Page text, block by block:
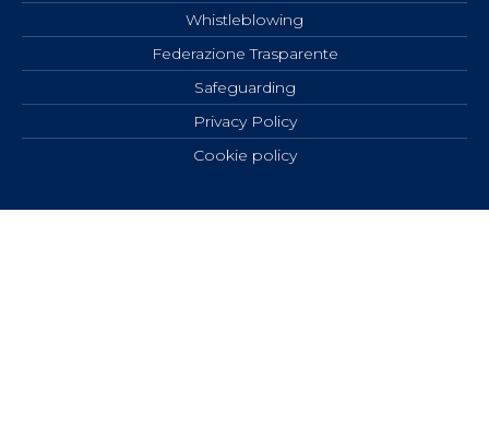
Whistleblowing
Federazione Trasparente
Safeguarding
Privacy Policy
Cookie policy